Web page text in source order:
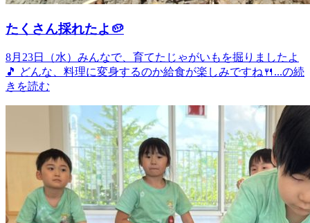
たくさん採れたよ🥔
8月23日（水）みんなで、育てたじゃがいもを掘りましたよ
🎵 どんな、料理に変身するのか給食が楽しみですね🍴...の続
きを読む